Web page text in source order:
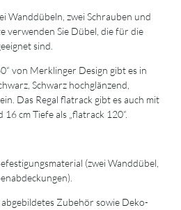
Wanddübeln, zwei Schrauben und
verwenden Sie Dübel, die für die
sind.
von Merklinger Design gibt es in
Schwarz hochglänzend,
Das Regal flatrack gibt es auch mit
cm Tiefe als „flatrack 120“.
(zwei Wanddübel,
Zubehör sowie Deko-